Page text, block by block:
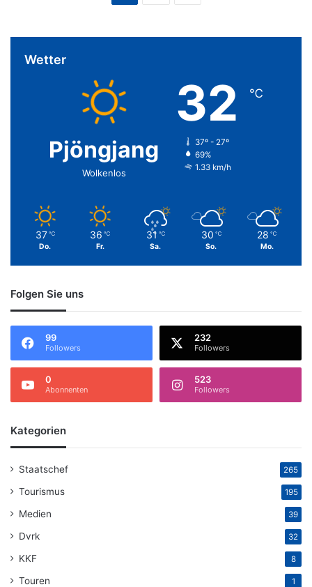
Wetter
Pjöngjang
Wolkenlos
32 ℃
37º - 27º
69%
1.33 km/h
37 ℃
Do.
36 ℃
Fr.
31 ℃
Sa.
30 ℃
So.
28 ℃
Mo.
Folgen Sie uns
99
Followers
232
Followers
0
Abonnenten
523
Followers
Kategorien
Staatschef 265
Tourismus 195
Medien 39
Dvrk 32
KKF 8
Touren 1